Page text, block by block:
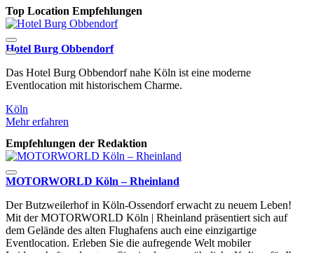
Top Location Empfehlungen
Hotel Burg Obbendorf
Das Hotel Burg Obbendorf nahe Köln ist eine moderne
Eventlocation mit historischem Charme.
Köln
Mehr erfahren
Empfehlungen der Redaktion
MOTORWORLD Köln – Rheinland
Der Butzweilerhof in Köln-Ossendorf erwacht zu neuem Leben!
Mit der MOTORWORLD Köln | Rheinland präsentiert sich auf
dem Gelände des alten Flughafens auch eine einzigartige
Eventlocation. Erleben Sie die aufregende Welt mobiler